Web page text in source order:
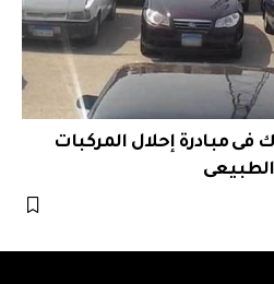
فى مبادرة إحلال المركبات
الطبيعى